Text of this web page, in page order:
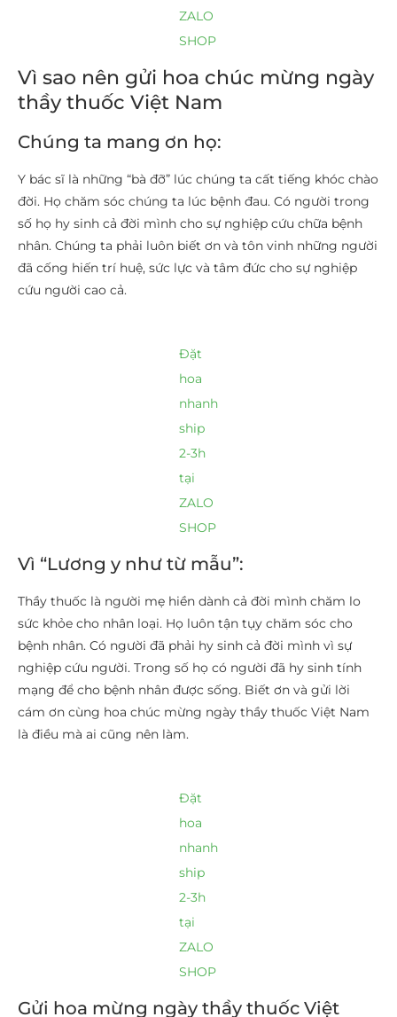
ZALO
SHOP
Vì sao nên gửi hoa chúc mừng ngày
thầy thuốc Việt Nam
Chúng ta mang ơn họ:
Y bác sĩ là những “bà đỡ” lúc chúng ta cất tiếng khóc chào
đời. Họ chăm sóc chúng ta lúc bệnh đau. Có người trong
số họ hy sinh cả đời mình cho sự nghiệp cứu chữa bệnh
nhân. Chúng ta phải luôn biết ơn và tôn vinh những người
đã cống hiến trí huệ, sức lực và tâm đức cho sự nghiệp
cứu người cao cả.
Đặt
hoa
nhanh
ship
2-3h
tại
ZALO
SHOP
Vì “Lương y như từ mẫu”:
Thầy thuốc là người mẹ hiền dành cả đời mình chăm lo
sức khỏe cho nhân loại. Họ luôn tận tụy chăm sóc cho
bệnh nhân. Có người đã phải hy sinh cả đời mình vì sự
nghiệp cứu người. Trong số họ có người đã hy sinh tính
mạng để cho bệnh nhân được sống. Biết ơn và gửi lời
cám ơn cùng hoa chúc mừng ngày thầy thuốc Việt Nam
là điều mà ai cũng nên làm.
Đặt
hoa
nhanh
ship
2-3h
tại
ZALO
SHOP
Gửi hoa mừng ngày thầy thuốc Việt